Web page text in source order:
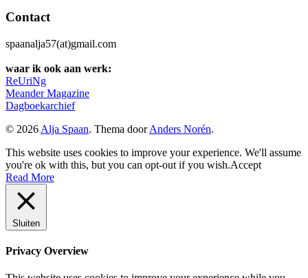
Contact
spaanalja57(at)gmail.com
waar ik ook aan werk:
ReUriNg
Meander Magazine
Dagboekarchief
© 2026 Alja Spaan. Thema doorAnders Norén.
This website uses cookies to improve your experience. We'll assume
you're ok with this, but you can opt-out if you wish.Accept
Read More
Sluiten
Privacy Overview